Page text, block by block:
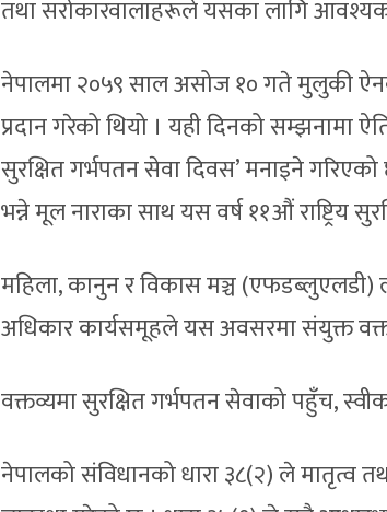
तथा सरोकारवालाहरूले यसका लागि
नेपालमा २०५९ साल असोज १० गते मुलुकी
प्रदान गरेको थियो । यही दिनको सम्झनामा
सुरक्षित गर्भपतन सेवा दिवस’ मनाइने
भन्ने मूल नाराका साथ यस वर्ष ११औं राष्ट्रिय
महिला, कानुन र विकास मञ्च
अधिकार कार्यसमूहले यस अवसरमा संयुक्त
वक्तव्यमा सुरक्षित गर्भपतन सेवाको पहुँच,
नेपालको संविधानको धारा ३८(२) ले मातृत्व